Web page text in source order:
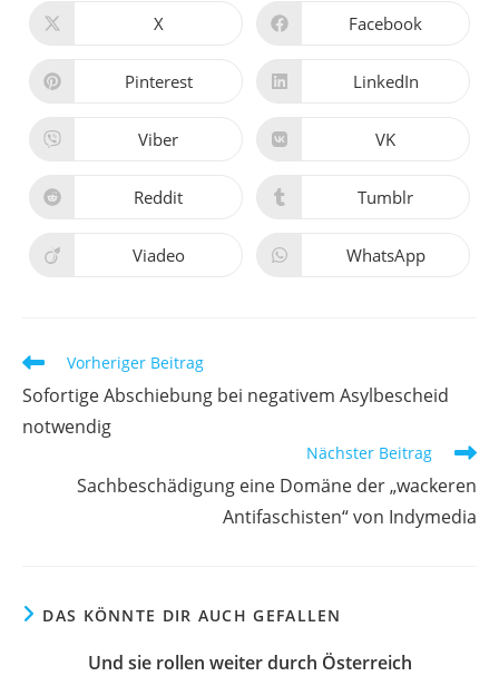
Öffnet
neuen
Fenster
X Öffnet
neuen
Fenster
Facebook
Öffnet
neuen
Fenster
Pinterest Öffnet
neuen
Fenster
LinkedIn
Öffnet
neuen
Fenster
Viber Öffnet
neuen
Fenster
VK
Öffnet
neuen
Fenster
Reddit Öffnet
neuen
Fenster
Tumblr
Öffnet
Viadeo Öffnet
WhatsApp
Weitere
Artikel
ansehen
Vorheriger Beitrag
Sofortige Abschiebung bei negativem Asylbescheid
notwendig
Nächster Beitrag
Sachbeschädigung eine Domäne der „wackeren
Antifaschisten“ von Indymedia
DAS KÖNNTE DIR AUCH GEFALLEN
Und sie rollen weiter durch Österreich